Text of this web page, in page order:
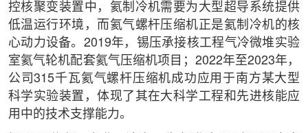
控核聚变装置中，氦制冷机需要为大型超导系统提供
低温运行环境，而氦气螺杆压缩机正是氦制冷机的核
心动力设备。2019年，锡压承接核工程气冷微堆实验
室氦气轮机配套氦气压缩机项目；2022年至2023年，
公司315千瓦氦气螺杆压缩机成功应用于南方某大型
科学实验装置，体现了其在大科学工程和先进核能应
用中的技术支撑能力。